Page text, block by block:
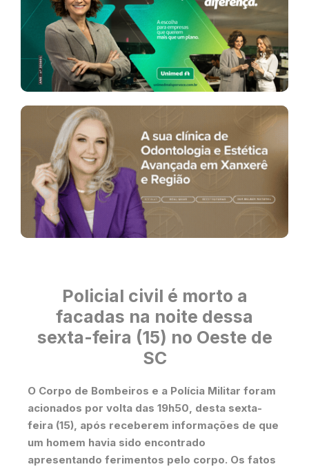
Policial civil é morto a
facadas na noite dessa
sexta-feira (15) no Oeste de
SC
O Corpo de Bombeiros e a Polícia Militar foram
acionados por volta das 19h50, desta sexta-
feira (15), após receberem informações de que
um homem havia sido encontrado
apresentando ferimentos pelo corpo. Os fatos